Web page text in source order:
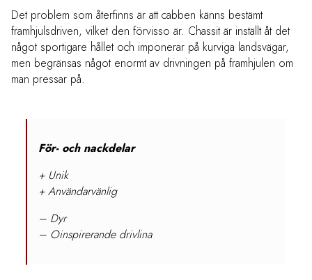
Det problem som återfinns är att cabben känns bestämt
framhjulsdriven, vilket den förvisso är. Chassit är inställt åt det
något sportigare hållet och imponerar på kurviga landsvägar,
men begränsas något enormt av drivningen på framhjulen om
man pressar på.
För- och nackdelar
+ Unik
+ Användarvänlig
– Dyr
– Oinspirerande drivlina